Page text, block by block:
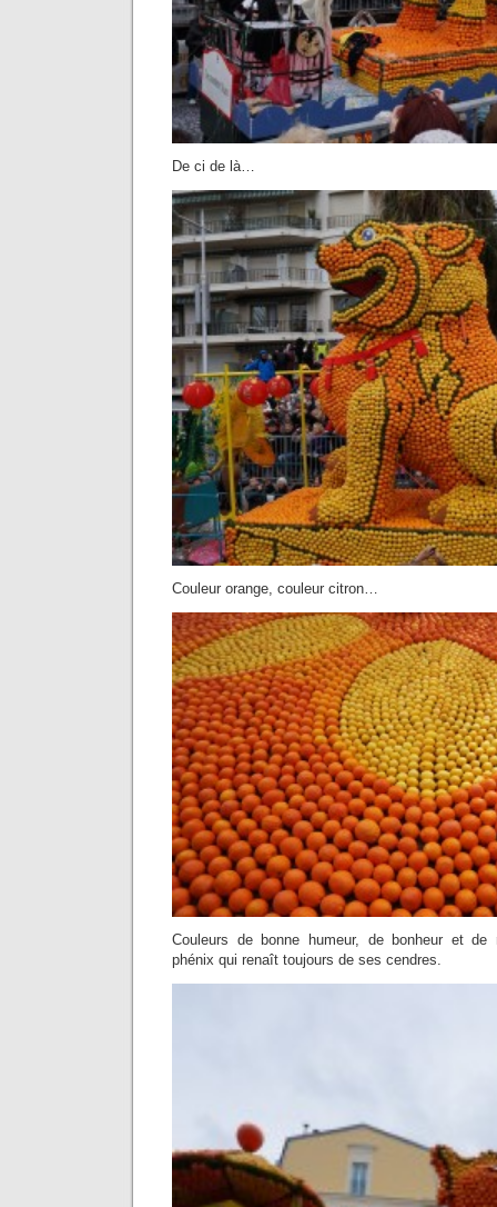
De ci de là…
Couleur orange, couleur citron…
Couleurs de bonne humeur, de bonheur et de
phénix qui renaît toujours de ses cendres.